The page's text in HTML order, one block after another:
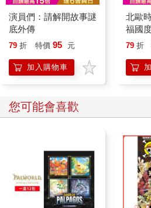
演員們：請解開故事謎
底外傳
79 折 特價 95 元
加入購物車
北歐
福國
79 折
您可能會喜歡